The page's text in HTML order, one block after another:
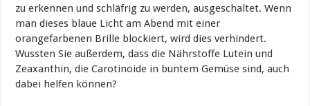
zu erkennen und schläfrig zu werden, ausgeschaltet. Wenn
man dieses blaue Licht am Abend mit einer
orangefarbenen Brille blockiert, wird dies verhindert.
Wussten Sie außerdem, dass die Nährstoffe Lutein und
Zeaxanthin, die Carotinoide in buntem Gemüse sind, auch
dabei helfen können?